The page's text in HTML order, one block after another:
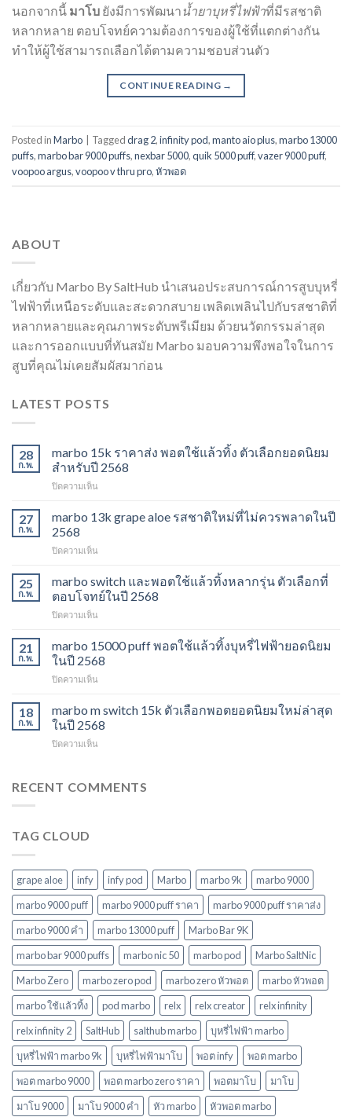
นอกจากนี้ มาโบ ยังมีการพัฒนาน้ำยาบุหรี่ไฟฟ้าที่มีรสชาติ
หลากหลาย ตอบโจทย์ความต้องการของผู้ใช้ที่แตกต่างกัน
ทำให้ผู้ใช้สามารถเลือกได้ตามความชอบส่วนตัว
CONTINUE READING →
Posted inMarbo Taggeddrag 2,infinity pod,manto aio plus,marbo 13000
puffs,marbo bar 9000 puffs,nexbar 5000,quik 5000 puff,vazer 9000 puff,
voopoo argus,voopoo v thru pro,หัวพอด
ABOUT
เกี่ยวกับ Marbo By SaltHub นำเสนอประสบการณ์การสูบบุหรี่
ไฟฟ้าที่เหนือระดับและสะดวกสบาย เพลิดเพลินไปกับรสชาติที่
หลากหลายและคุณภาพระดับพรีเมียม ด้วยนวัตกรรมล่าสุด
และการออกแบบที่ทันสมัย Marbo มอบความพึงพอใจในการ
สูบที่คุณไม่เคยสัมผัสมาก่อน
LATEST POSTS
28
ก.พ.
marbo 15k ราคาส่ง พอตใช้แล้วทิ้ง ตัวเลือกยอดนิยม
สำหรับปี 2568
ปิดความเห็น
15k
ราคา
พอต
แล้ว
ทิ้ง
เลือก
นิยม
สำหรับ
2568
27
ก.พ.
marbo 13k grape aloe รสชาติใหม่ที่ไม่ควรพลาดในปี
2568
ปิดความเห็น
13k
grape
aloe
รสชาติ
ที่
ไม่
พลาด
2568
25
ก.พ.
marbo switch และพอตใช้แล้วทิ้งหลากรุ่น ตัวเลือกที่
ตอบโจทย์ในปี 2568
ปิดความเห็น
switch
และ
พอต
ใช้
ทิ้ง
หลาก
ตัว
ตอบ
21
ก.พ.
marbo 15000 puff พอตใช้แล้วทิ้งบุหรี่ไฟฟ้ายอดนิยม
ในปี 2568
ปิดความเห็น
15000
puff
พอต
ใช้
บุหรี่
18
ก.พ.
marbo m switch 15k ตัวเลือกพอตยอดนิยมใหม่ล่าสุด
ในปี 2568
ปิดความเห็น
switch
นิยม
ใหม่
ล่าสุด
ในปี
2568
RECENT COMMENTS
TAG CLOUD
grape aloe infy infy pod Marbo marbo 9k
marbo 9000
marbo 9000 puff
marbo 9000 puff ราคา
marbo 9000 puff ราคาส่ง
marbo 9000 คํา
marbo 13000 puff
Marbo Bar 9K
marbo bar 9000 puffs
marbo nic 50 marbo pod
Marbo SaltNic
Marbo Zero
marbo zero pod marbo zero หัวพอต
marbo หัวพอต
marbo ใช้แล้วทิ้ง
pod marbo relx relx creator
relx infinity
relx infinity 2
SaltHub salthub marbo
บุหรี่ไฟฟ้า marbo
บุหรี่ไฟฟ้า marbo 9k
บุหรี่ไฟฟ้ามาโบ พอต infy
พอต marbo
พอต marbo 9000
พอต marbo zero ราคา พอตมาโบ
มาโบ
มาโบ 9000
มาโบ 9000 คํา หัว marbo หัวพอต marbo